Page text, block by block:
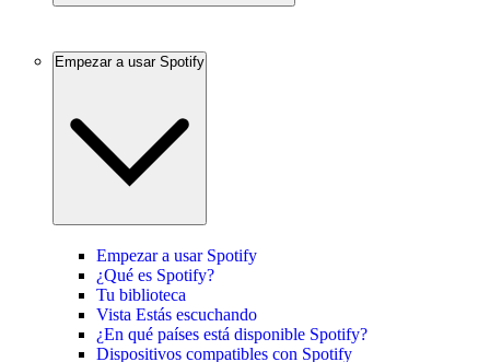
Empezar a usar Spotify
Empezar a usar Spotify
¿Qué es Spotify?
Tu biblioteca
Vista Estás escuchando
¿En qué países está disponible Spotify?
Dispositivos compatibles con Spotify